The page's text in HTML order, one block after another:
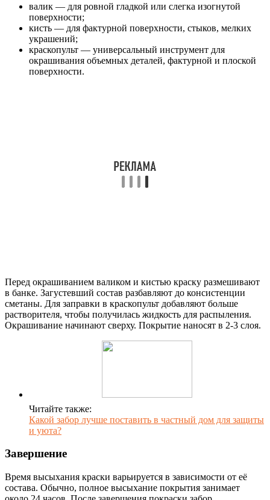
валик — для ровной гладкой или слегка изогнутой
поверхности;
кисть — для фактурной поверхности, стыков, мелких
украшений;
краскопульт — универсальный инструмент для
окрашивания объемных деталей, фактурной и плоской
поверхности.
Перед окрашиванием валиком и кистью краску размешивают
в банке. Загустевший состав разбавляют до консистенции
сметаны. Для заправки в краскопульт добавляют больше
растворителя, чтобы получилась жидкость для распыления.
Окрашивание начинают сверху. Покрытие наносят в 2-3 слоя.
Читайте также:
Какой забор лучше поставить в частный дом для защиты
и уюта?
Завершение
Время высыхания краски варьируется в зависимости от её
состава. Обычно, полное высыхание покрытия занимает